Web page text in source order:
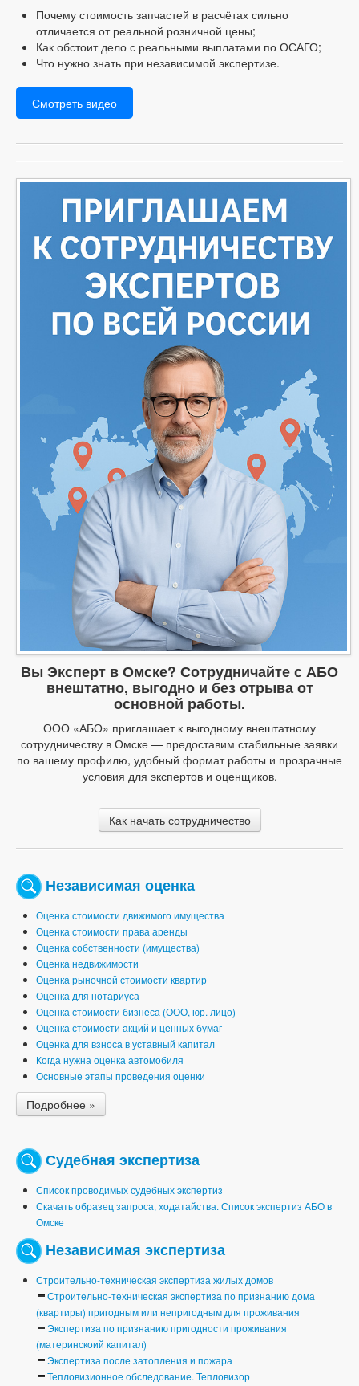
Почему стоимость запчастей в расчётах сильно
отличается от реальной розничной цены;
Как обстоит дело с реальными выплатами по ОСАГО;
Что нужно знать при независимой экспертизе.
Смотреть видео
Вы Эксперт в Омске? Сотрудничайте с АБО
внештатно, выгодно и без отрыва от
основной работы.
ООО «АБО» приглашает к выгодному внештатному
сотрудничеству в Омске — предоставим стабильные заявки
по вашему профилю, удобный формат работы и прозрачные
условия для экспертов и оценщиков.
Как начать сотрудничество
Независимая оценка
Оценка стоимости движимого имущества
Оценка стоимости права аренды
Оценка собственности (имущества)
Оценка недвижимости
Оценка рыночной стоимости квартир
Оценка для нотариуса
Оценка стоимости бизнеса (ООО, юр. лицо)
Оценка стоимости акций и ценных бумаг
Оценка для взноса в уставный капитал
Когда нужна оценка автомобиля
Основные этапы проведения оценки
Подробнее »
Судебная экспертиза
Список проводимых судебных экспертиз
Скачать образец запроса, ходатайства. Список экспертиз АБО в
Омске
Независимая экспертиза
Строительно-техническая экспертиза жилых домов
Строительно-техническая экспертиза по признанию дома
(квартиры) пригодным или непригодным для проживания
Экспертиза по признанию пригодности проживания
(материнскоий капитал)
Экспертиза после затопления и пожара
Тепловизионное обследование. Тепловизор